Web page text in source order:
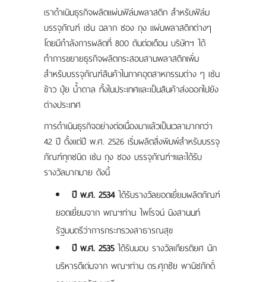
กิจกรรม
ร่วมงานกับเรา
ติดต่อเรา
เราดำเนินธุรกิจผลิตแผ่นฟิล์มพลาสติก สำหรับฟิล์ม
บรรจุภัณฑ์ เช่น ฉลาก ซอง ถุง แผ่นพลาสติกต่างๆ
โดยมีกำลังการผลิตที่ 800 ตันต่อเดือน บริษัทฯ ได้
ทำการขยายธุรกิจผลิตกระสอบสานพลาสติกเพิ่ม
สำหรับบรรจุภัณฑ์สินค้าในภาคอุตสาหกรรมต่าง ๆ เช่น
ข้าว ปุ๋ย น้ำตาล ทั้งในประเทศและเป็นสินค้าส่งออกไปยัง
ต่างประเทศ
การดำเนินธุรกิจอย่างต่อเนื่องมาแล้วเป็นเวลามากกว่า
42 ปี ตั้งแต่ปี พ.ศ. 2526 เริ่มผลิตสิ่งพิมพ์สำหรับบรรจุ
ภัณฑ์ทุกชนิด เช่น ถุง ซอง บรรจุภัณฑ์ฯและได้รับ
รางวัลมากมาย ดังนี้
ปี พ.ศ. 2534ได้รับรางวัลยอดเยี่ยมผลิตภัณฑ์
ยอดเยี่ยมจาก พณฯท่าน ไพโรจน์ นิงสานนท์
รัฐมนตรีว่าการกระทรวงสาธารณสุข
ปี พ.ศ. 2535ได้รับมอบ รางวัลเกียรติยศ นัก
บริหารดีเด่นจาก พณฯท่าน ดร.ศุภชัย พานิชภักดิ์